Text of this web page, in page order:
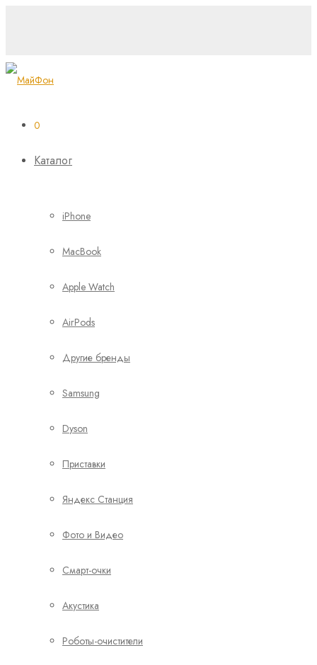
0
Каталог
iPhone
MacBook
Apple Watch
AirPods
Другие бренды
Samsung
Dyson
Приставки
Яндекс Станция
Фото и Видео
Смарт-очки
Акустика
Роботы-очистители